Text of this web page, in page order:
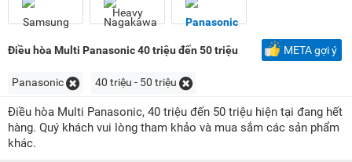
2 triệu - 3 triệu (4)
3 triệu - 5 triệu (5)
8 triệu - 10 triệu
10 triệu - 15 triệu (33)
15 triệu - 20 triệu
Điều hòa Multi Panasonic 40 triệu đến 50 triệu META gợi ý
Panasonic 40 triệu - 50 triệu
Điều hòa Multi Panasonic, 40 triệu đến 50 triệu hiện tại đang hết
hàng. Quý khách vui lòng tham khảo và mua sắm các sản phẩm
khác.